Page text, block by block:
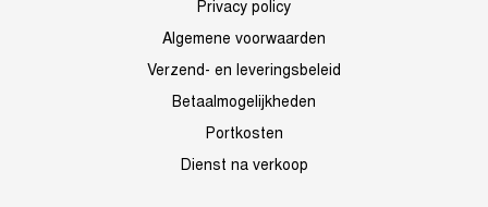
Privacy policy
Algemene voorwaarden
Verzend- en leveringsbeleid
Betaalmogelijkheden
Portkosten
Dienst na verkoop